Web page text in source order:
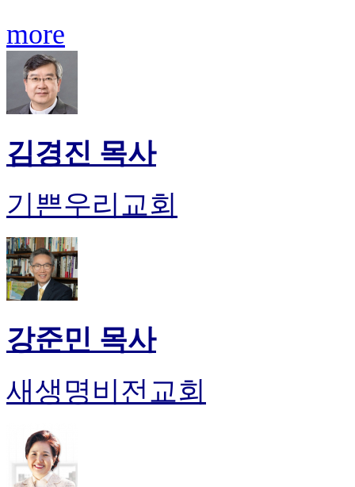
more
김경진 목사
기쁜우리교회
강준민 목사
새생명비전교회